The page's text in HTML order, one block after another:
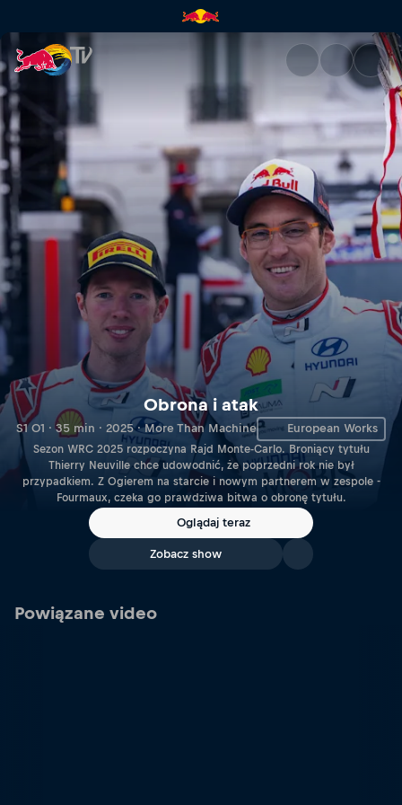
Obrona i atak | Red Bull TV
Obrona i atak
S1 O1 · 35 min · 2025 · More Than Machine European Works
Sezon WRC 2025 rozpoczyna Rajd Monte-Carlo. Broniący tytułu
Thierry Neuville chce udowodnić, że poprzedni rok nie był
przypadkiem. Z Ogierem na starcie i nowym partnerem w zespole -
Fourmaux, czeka go prawdziwa bitwa o obronę tytułu.
Oglądaj teraz
Zobacz show
Powiązane video